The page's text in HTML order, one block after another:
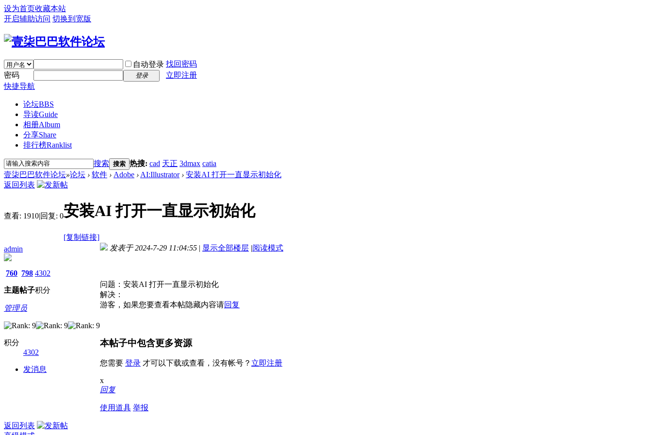
设为首页收藏本站
开启辅助访问 切换到宽版
自动登录 找回密码
密码
登录
立即注册
快捷导航
论坛BBS
导读Guide
相册Album
分享Share
排行榜Ranklist
搜索 搜索 热搜: cad 天正 3dmax catia
壹柒巴巴软件论坛»论坛 › 软件 › Adobe › AI:Illustrator › 安装AI 打开一直显示初始化
返回列表
查看: 1910|回复: 0安装AI 打开一直显示初始化
[复制链接]
admin
760
主题
798
帖子
4302
积分
管理员
积分
4302
发消息
发表于 2024-7-29 11:04:55 | 显示全部楼层 |阅读模式
问题：安装AI 打开一直显示初始化
解决：
游客，如果您要查看本帖隐藏内容请回复
本帖子中包含更多资源
您需要 登录 才可以下载或查看，没有帐号？ 立即注册
x
回复
使用道具 举报
返回列表